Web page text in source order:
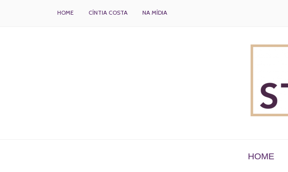
HOME CÍNTIA COSTA NA MÍDIA
HOME